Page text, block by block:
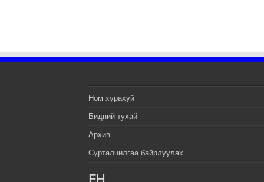
Ном хурахуй
Бидний тухай
Архив
Сурталчилгаа байрлуулах
FH